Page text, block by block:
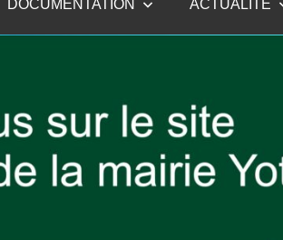
DOCUMENTATION ACTUALITE